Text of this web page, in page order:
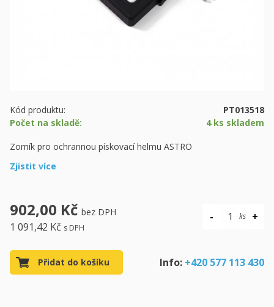
Kód produktu:
PT013518
Počet na skladě:
4 ks skladem
Zorník pro ochrannou pískovací helmu ASTRO
Zjistit více
902,00 Kč bez DPH
1 091,42 Kč s DPH
Přidat do košíku Info: +420 577 113 430